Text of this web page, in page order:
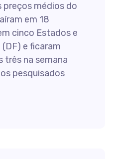
preços médios do
em 18
cinco Estados e
e ficaram
três na semana
pesquisados